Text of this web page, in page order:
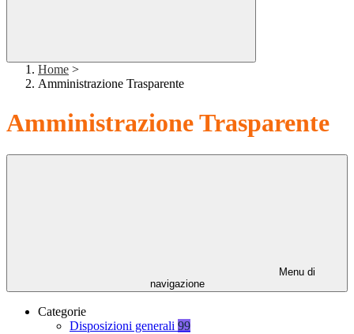
Home >
Amministrazione Trasparente
Amministrazione Trasparente
Menu di
navigazione
Categorie
Disposizioni generali 99